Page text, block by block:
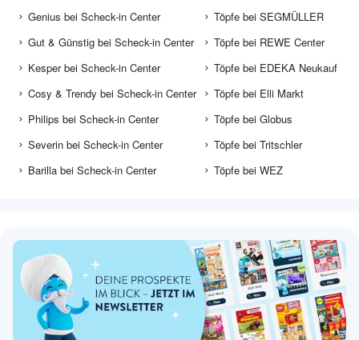
Genius bei Scheck-in Center
Gut & Günstig bei Scheck-in Center
Kesper bei Scheck-in Center
Cosy & Trendy bei Scheck-in Center
Philips bei Scheck-in Center
Severin bei Scheck-in Center
Barilla bei Scheck-in Center
Töpfe bei SEGMÜLLER
Töpfe bei REWE Center
Töpfe bei EDEKA Neukauf
Töpfe bei Elli Markt
Töpfe bei Globus
Töpfe bei Tritschler
Töpfe bei WEZ